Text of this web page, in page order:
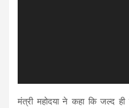
मंत्री महोदया ने कहा कि जल्द